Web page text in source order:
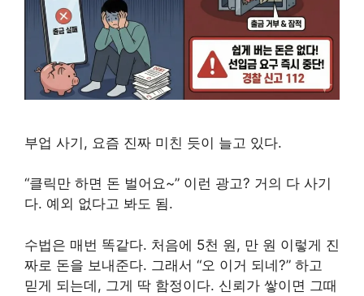
부업 사기, 요즘 진짜 미친 듯이 늘고 있다.
“클릭만 하면 돈 벌어요~” 이런 광고? 거의 다 사기
다. 예외 없다고 봐도 됨.
수법은 매번 똑같다. 처음에 5천 원, 만 원 이렇게 진
짜로 돈을 보내준다. 그래서 “오 이거 되네?” 하고
믿게 되는데, 그게 딱 함정이다. 신뢰가 쌓이면 그때